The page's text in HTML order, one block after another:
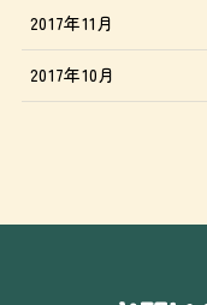
2017年11月
2017年10月